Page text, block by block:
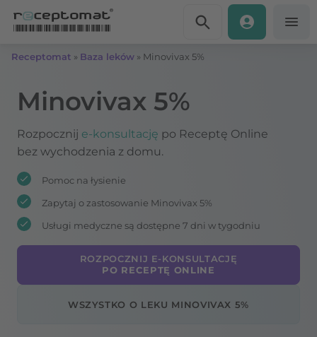
Receptomat » Baza leków » Minovivax 5%
Minovivax 5%
Rozpocznij e-konsultację po Receptę Online
bez wychodzenia z domu.
Pomoc na łysienie
Zapytaj o zastosowanie Minovivax 5%
Usługi medyczne są dostępne 7 dni w tygodniu
ROZPOCZNIJ E-KONSULTACJĘ
PO RECEPTĘ ONLINE
WSZYSTKO O LEKU MINOVIVAX 5%